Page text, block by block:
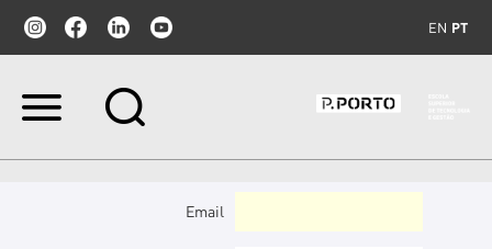
EN PT
Ir
Email